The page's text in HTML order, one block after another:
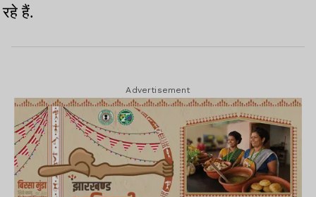
रहे हैं.
Advertisement